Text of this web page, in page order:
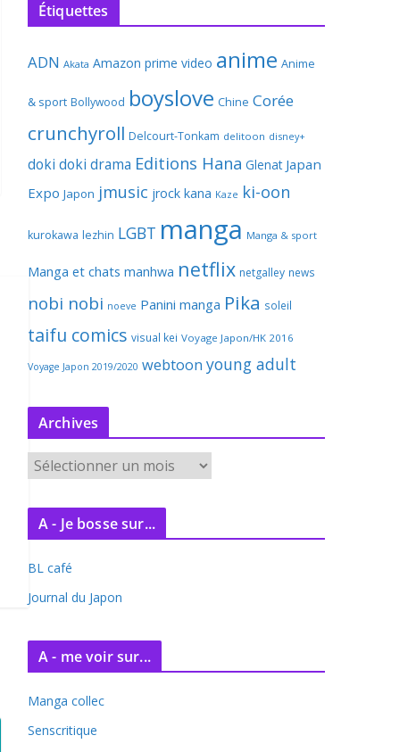
Étiquettes
ADN Akata Amazon prime video anime Anime
& sport Bollywood boyslove Chine Corée
crunchyroll Delcourt-Tonkam delitoon disney+
doki doki drama Editions Hana Glenat Japan
Expo Japon jmusic jrock kana Kaze ki-oon
kurokawa lezhin LGBT manga Manga & sport
Manga et chats manhwa netflix netgalley news
nobi nobi noeve Panini manga Pika soleil
taifu comics visual kei Voyage Japon/HK 2016
Voyage Japon 2019/2020 webtoon young adult
Archives
r
c
v
e
A - Je bosse sur...
BL café
Journal du Japon
A - me voir sur...
Manga collec
Senscritique